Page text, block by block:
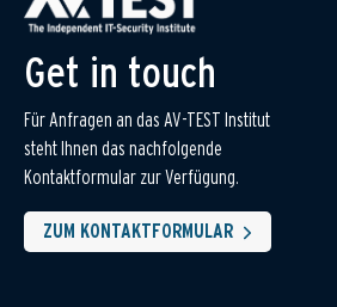
Get in touch
Für Anfragen an das AV-TEST Institut
steht Ihnen das nachfolgende
Kontaktformular zur Verfügung.
ZUM KONTAKTFORMULAR